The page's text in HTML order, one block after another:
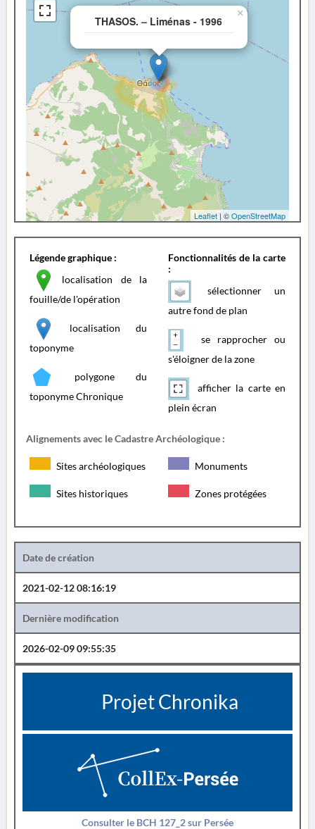
THASOS. – Liménas - 1996
×
Leaflet| ©OpenStreetMap
Légende graphique :
localisation de la
fouille/de l'opération
localisation du
toponyme
polygone du
toponyme Chronique
Fonctionnalités de la carte
:
sélectionner un
autre fond de plan
se rapprocher ou
s'éloigner de la zone
afficher la carte en
plein écran
Alignements avec le Cadastre Archéologique :
Sites archéologiques Monuments
Sites historiques Zones protégées
Date de création
2021-02-12 08:16:19
Dernière modification
2026-02-09 09:55:35
Projet Chronika
Consulter le BCH 127_2 sur Persée